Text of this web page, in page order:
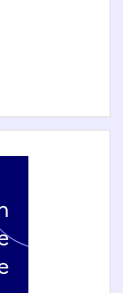
de mairie